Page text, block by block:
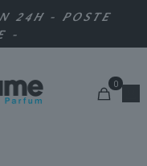
24H - POSTE
-
0